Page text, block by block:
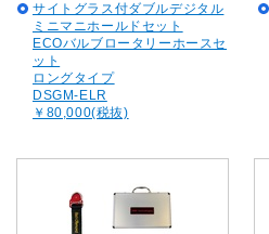
サイトグラス付ダブルデジタル
ミニマニホールドセット
ECOバルブロータリーホースセ
ット
ロングタイプ
DSGM-ELR
￥80,000(税抜)